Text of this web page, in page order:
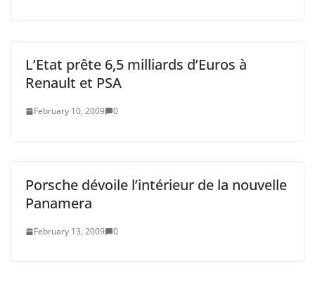
L’Etat prête 6,5 milliards d’Euros à
Renault et PSA
February 10, 2009 0
Porsche dévoile l’intérieur de la nouvelle
Panamera
February 13, 2009 0